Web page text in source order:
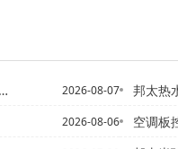
2026-08-07
2026-08-06
邦太热水器
空调板